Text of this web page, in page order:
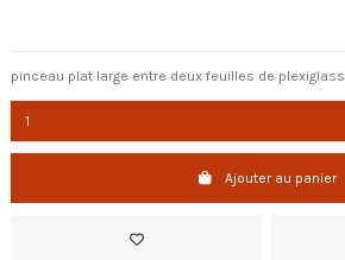
pinceau plat large entre deux feuilles de plexiglass
Ajouter au panier